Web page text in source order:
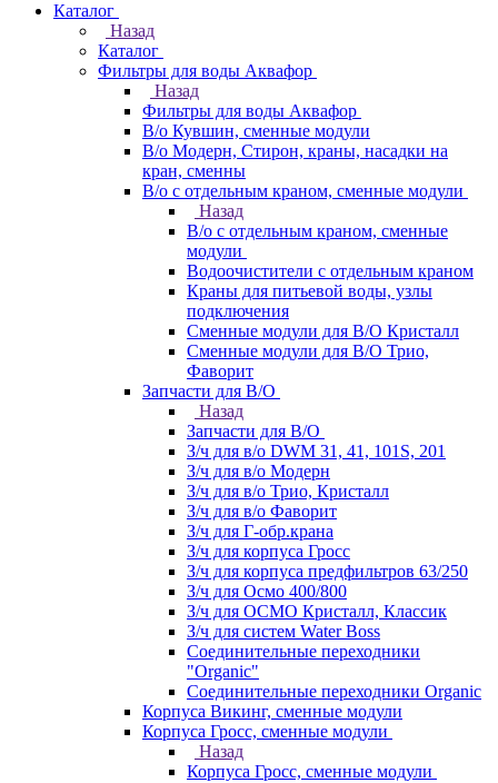
Каталог
Назад
Каталог
Фильтры для воды Аквафор
Назад
Фильтры для воды Аквафор
В/о Кувшин, сменные модули
В/о Модерн, Стирон, краны, насадки на
кран, сменны
В/о с отдельным краном, сменные модули
Назад
В/о с отдельным краном, сменные
модули
Водоочистители с отдельным краном
Краны для питьевой воды, узлы
подключения
Сменные модули для В/О Кристалл
Сменные модули для В/О Трио,
Фаворит
Запчасти для В/О
Назад
Запчасти для В/О
З/ч для в/о DWM 31, 41, 101S, 201
З/ч для в/о Модерн
З/ч для в/о Трио, Кристалл
З/ч для в/о Фаворит
З/ч для Г-обр.крана
З/ч для корпуса Гросс
З/ч для корпуса предфильтров 63/250
З/ч для Осмо 400/800
З/ч для ОСМО Кристалл, Классик
З/ч для систем Water Boss
Соединительные переходники
"Organic"
Соединительные переходники Organic
Корпуса Викинг, сменные модули
Корпуса Гросс, сменные модули
Назад
Корпуса Гросс, сменные модули